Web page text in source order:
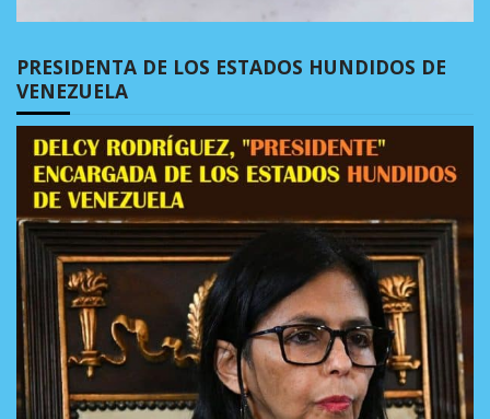
PRESIDENTA DE LOS ESTADOS HUNDIDOS DE
VENEZUELA